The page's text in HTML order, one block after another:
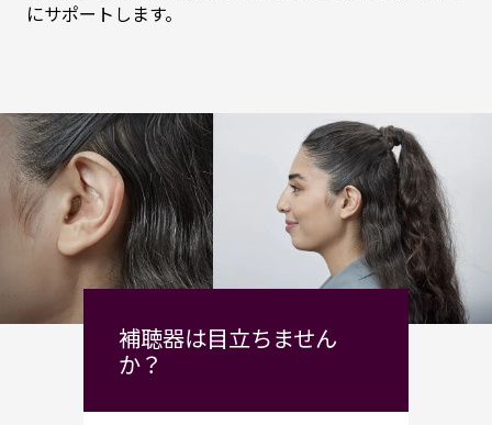
にサポートします。
補聴器は目立ちません
か？